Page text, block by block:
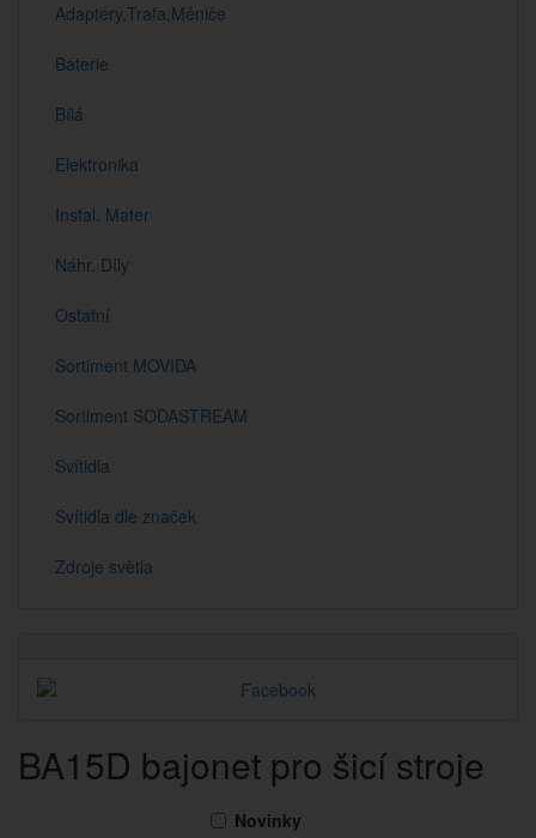
Adaptéry,Trafa,Měniče
Baterie
Bílá
Elektronika
Instal. Mater
Náhr. Díly
Ostatní
Sortiment MOVIDA
Sortiment SODASTREAM
Svítidla
Svítidla dle značek
Zdroje světla
BA15D bajonet pro šicí stroje
Novinky